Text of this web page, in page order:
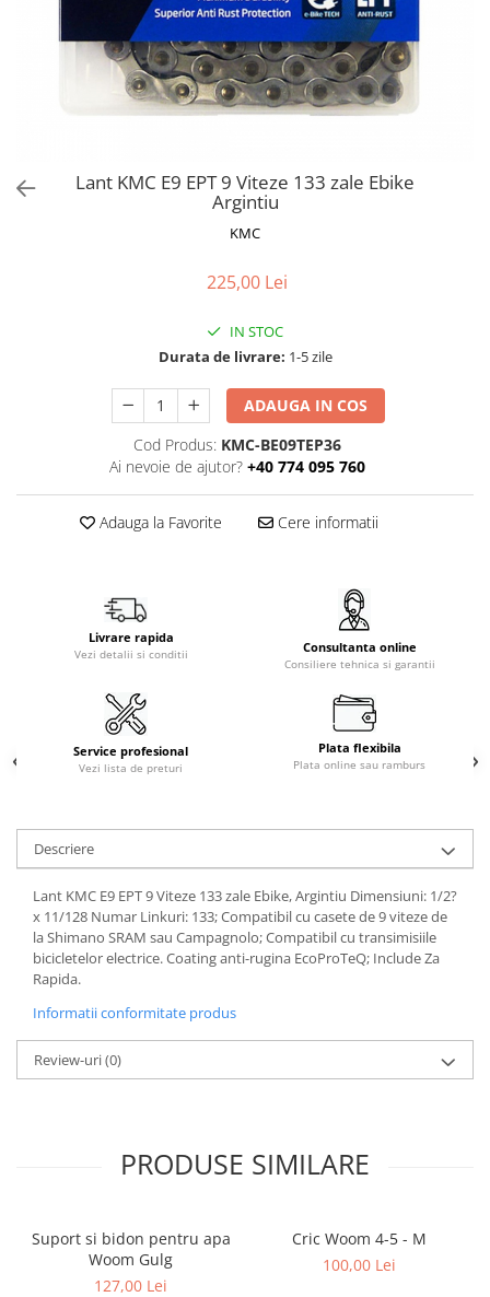
Furci si accesorii
Ghidoane & accesorii
Pipe
Portbagaje si cosuri
Roti ajutatoare
Suporturi & Standuri
Lant KMC E9 EPT 9 Viteze 133 zale Ebike
Argintiu
KMC
225,00 Lei
IN STOC
Durata de livrare: 1-5 zile
ADAUGA IN COS
Cod Produs: KMC-BE09TEP36
Ai nevoie de ajutor? +40 774 095 760
Adauga la Favorite Cere informatii
Livrare rapida
Vezi detalii si conditii Consultanta online
Consiliere tehnica si garantii
Service profesional
Vezi lista de preturi
Plata flexibila
Plata online sau ramburs
Descriere
Lant KMC E9 EPT 9 Viteze 133 zale Ebike, Argintiu Dimensiuni: 1/2?
x 11/128 Numar Linkuri: 133; Compatibil cu casete de 9 viteze de
la Shimano SRAM sau Campagnolo; Compatibil cu transimisiile
bicicletelor electrice. Coating anti-rugina EcoProTeQ; Include Za
Rapida.
Informatii conformitate produs
Review-uri(0)
PRODUSE SIMILARE
Suport si bidon pentru apa
Woom Gulg
127,00 Lei
Cric Woom 4-5 - M
100,00 Lei